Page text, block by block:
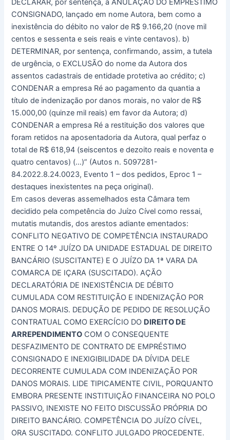
DECLARAR, por sentença, a ANULAÇÃO DO EMPRÉSTIMO
CONSIGNADO, lançado em nome Autora, bem como a
inexistência do débito no valor de R$ 9.166,20 (nove mil
centos e sessenta e seis reais e vinte centavos). b)
DETERMINAR, por sentença, confirmando, assim, a tutela
de urgência, o EXCLUSÃO do nome da Autora dos
assentos cadastrais de entidade protetiva ao crédito; c)
CONDENAR a empresa Ré ao pagamento da quantia a
título de indenização por danos morais, no valor de R$
15.000,00 (quinze mil reais) em favor da Autora; d)
CONDENAR a empresa Ré a restituição dos valores que
foram retidos na aposentadoria da Autora, qual perfaz o
total de R$ 618,94 (seiscentos e dezoito reais e noventa e
quatro centavos) (…)” (Autos n. 5097281-
84.2022.8.24.0023, Evento 1 – dos pedidos, Eproc 1 –
destaques inexistentes na peça original).
Em casos deveras assemelhados esta Câmara tem
decidido pela competência do Juízo Cível como ressai,
mutatis mutandis, dos arestos adiante ementados:
CONFLITO NEGATIVO DE COMPETÊNCIA INSTAURADO
ENTRE O 14º JUÍZO DA UNIDADE ESTADUAL DE DIREITO
BANCÁRIO (SUSCITANTE) E O JUÍZO DA 1ª VARA DA
COMARCA DE IÇARA (SUSCITADO). AÇÃO
DECLARATÓRIA DE INEXISTÊNCIA DE DÉBITO
CUMULADA COM RESTITUIÇÃO E INDENIZAÇÃO POR
DANOS MORAIS. DEDUÇÃO DE PEDIDO DE RESOLUÇÃO
CONTRATUAL COMO EXERCÍCIO DO DIREITO DE
ARREPENDIMENTO COM O CONSEQUENTE
DESFAZIMENTO DE CONTRATO DE EMPRÉSTIMO
CONSIGNADO E INEXIGIBILIDADE DA DÍVIDA DELE
DECORRENTE CUMULADA COM INDENIZAÇÃO POR
DANOS MORAIS. LIDE TIPICAMENTE CIVIL, PORQUANTO
EMBORA PRESENTE INSTITUIÇÃO FINANCEIRA NO POLO
PASSIVO, INEXISTE NO FEITO DISCUSSÃO PRÓPRIA DO
DIREITO BANCÁRIO. COMPETÊNCIA DO JUÍZO CÍVEL,
ORA SUSCITADO. CONFLITO JULGADO PROCEDENTE.